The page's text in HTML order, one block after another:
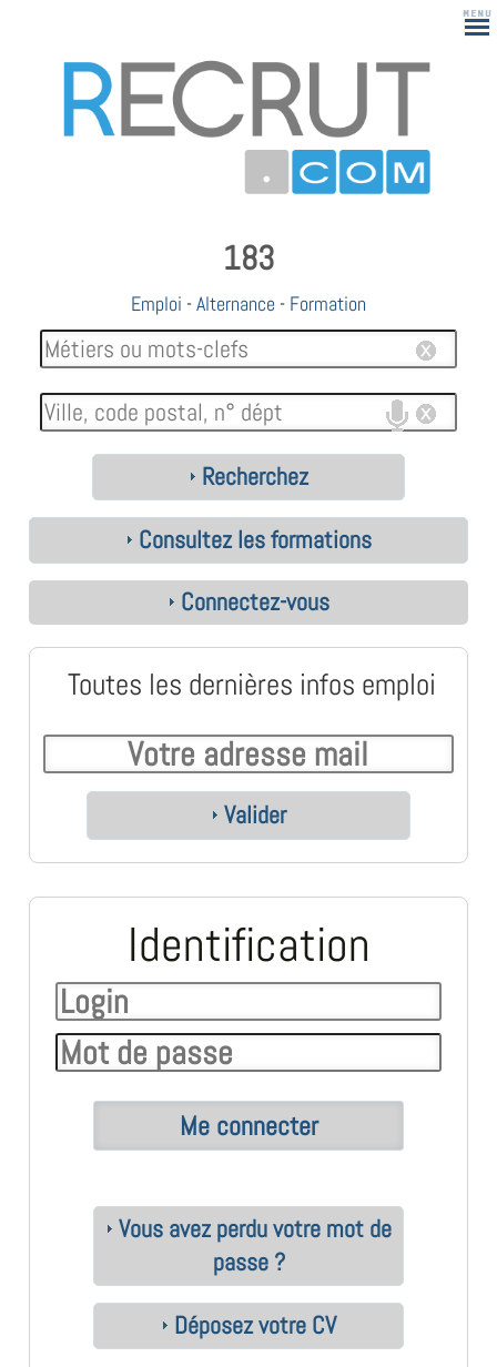
183
Emploi -Alternance - Formation
Recherchez
Consultez les formations
Connectez-vous
Toutes les dernières infos emploi
Valider
Identification
Vous avez perdu votre mot de
passe ?
Déposez votre CV